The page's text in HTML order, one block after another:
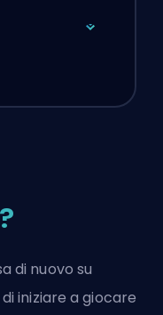
?
di nuovo su
iniziare a giocare